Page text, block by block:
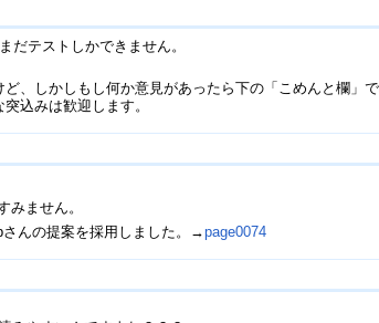
だテストしかできません。
、しかしもし何か意見があったら下の「こめんと欄」
込みは歓迎します。
みません。
さんの提案を採用しました。→page0074